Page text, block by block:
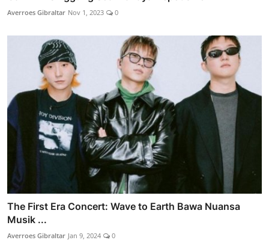
Averroes Gibraltar Nov 1, 2023 0
The First Era Concert: Wave to Earth Bawa Nuansa
Musik ...
Averroes Gibraltar Jan 9, 2024 0